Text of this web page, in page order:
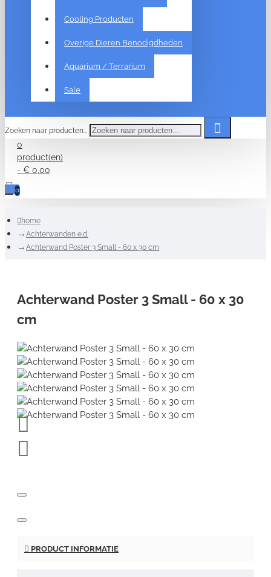
Cooling Producten
Overige Dieren Benodigdheden
Aquarium / Terrarium
Sale
Zoeken naar producten...
0
product(en)
- € 0,00
0
home
Achterwanden e.d.
Achterwand Poster 3 Small - 60 x 30 cm
Achterwand Poster 3 Small - 60 x 30
cm
PRODUCT INFORMATIE